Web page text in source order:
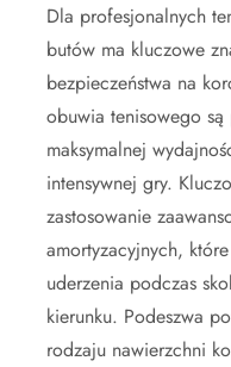
Dla profesjonalnych
butów ma kluczowe
bezpieczeństwa na
obuwia tenisowego
maksymalnej
intensywnej gry.
zastosowanie
amortyzacyjnych,
uderzenia podczas
kierunku. Podeszwa
rodzaju nawierzchni